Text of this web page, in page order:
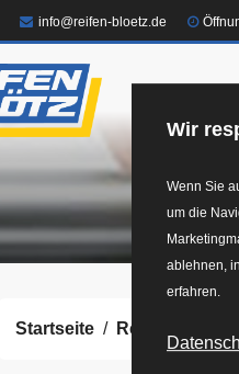
Wir
Wenn Sie
um die
ablehnen,
erfahren.
E-Mail:info@reifen-bloetz.de
Startseite Reifen